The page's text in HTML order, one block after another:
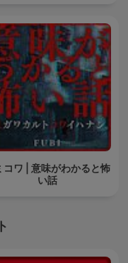
コワ | 意味がわかると怖
い話